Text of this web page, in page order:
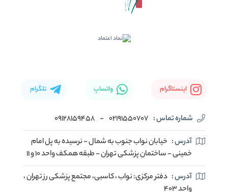
اینستاگرام واتساپ تلگرام
شماره تماس : 02191550707
-
09128159458
آدرس : خیابان نواب جنوب به شمال - نرسیده به پل امام
خمینی - ساختمان پزشکی تهران - طبقه همکف واحد ۱۰ و ۱۱
آدرس : دفتر مرکزی: نواب ، کاسبی، مجتمع پزشکی رز تهران ،